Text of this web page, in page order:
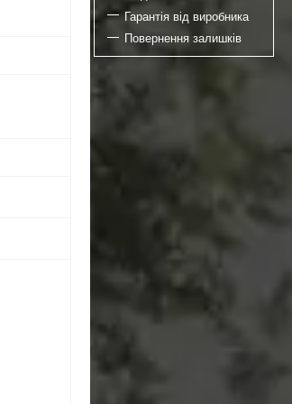
Гарантія від виробника
Повернення залишків